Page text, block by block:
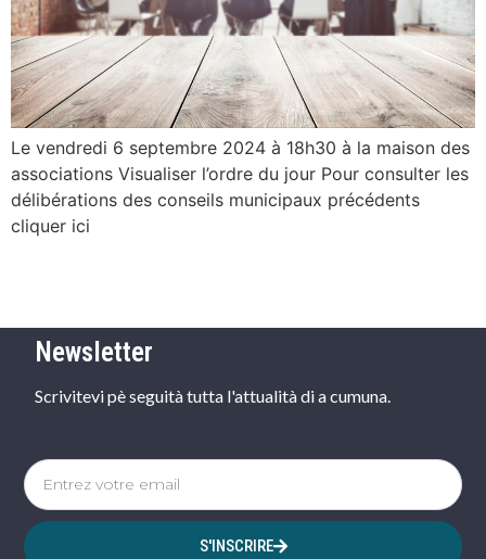
Le vendredi 6 septembre 2024 à 18h30 à la maison des
associations Visualiser l’ordre du jour Pour consulter les
délibérations des conseils municipaux précédents
cliquer ici
Newsletter
Scrivitevi pè seguità tutta l'attualità di a cumuna.
S'INSCRIRE